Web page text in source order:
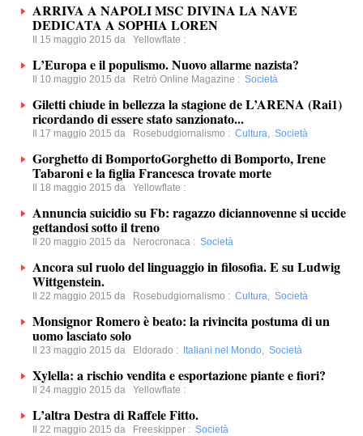
ARRIVA A NAPOLI MSC DIVINA LA NAVE
DEDICATA A SOPHIA LOREN
Il 15 maggio 2015 da Yellowflate :
L’Europa e il populismo. Nuovo allarme nazista?
Il 10 maggio 2015 da Retrò Online Magazine : Società
Giletti chiude in bellezza la stagione de L’ARENA (Rai1)
ricordando di essere stato sanzionato...
Il 17 maggio 2015 da Rosebudgiornalismo : Cultura, Società
Gorghetto di BomportoGorghetto di Bomporto, Irene
Tabaroni e la figlia Francesca trovate morte
Il 18 maggio 2015 da Yellowflate :
Annuncia suicidio su Fb: ragazzo diciannovenne si uccide
gettandosi sotto il treno
Il 20 maggio 2015 da Nerocronaca : Società
Ancora sul ruolo del linguaggio in filosofia. E su Ludwig
Wittgenstein.
Il 22 maggio 2015 da Rosebudgiornalismo : Cultura, Società
Monsignor Romero è beato: la rivincita postuma di un
uomo lasciato solo
Il 23 maggio 2015 da Eldorado : Italiani nel Mondo, Società
Xylella: a rischio vendita e esportazione piante e fiori?
Il 24 maggio 2015 da Yellowflate :
L’altra Destra di Raffele Fitto.
Il 22 maggio 2015 da Freeskipper : Società